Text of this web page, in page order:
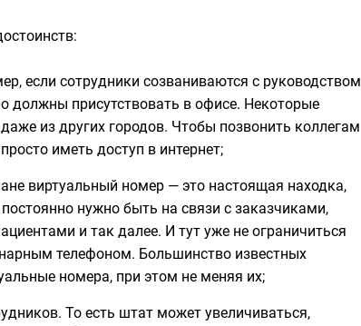
если сотрудники созваниваются с руководством
должны присутствовать в офисе. Некоторые
из других городов. Чтобы позвонить коллегам
иметь доступ в интернет;
виртуальный номер — это настоящая находка,
нужно быть на связи с заказчиками,
и так далее. И тут уже не ограничиться
телефоном. Большинство известных
номера, при этом не меняя их;
То есть штат может увеличиваться,